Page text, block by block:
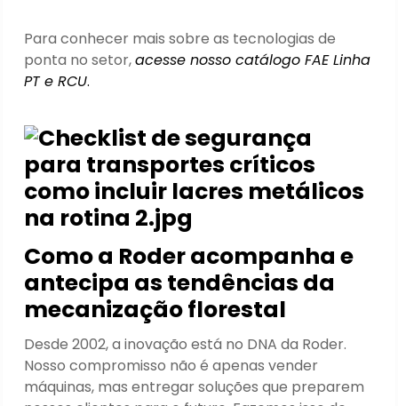
Para conhecer mais sobre as tecnologias de
ponta no setor,acesse nosso catálogo FAE Linha
PT e RCU.
Como a Roder acompanha e
antecipa as tendências da
mecanização florestal
Desde 2002, a inovação está no DNA da Roder.
Nosso compromisso não é apenas vender
máquinas, mas entregar soluções que preparem